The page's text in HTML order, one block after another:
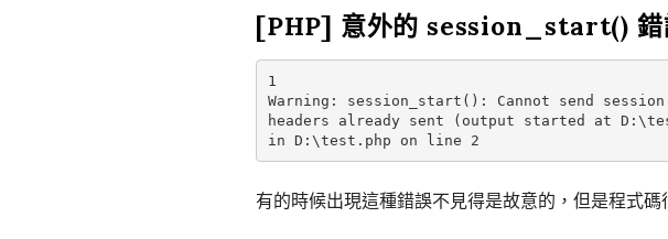
[PHP] 意外的 session_start() 錯
1
Warning: session_start(): Cannot send
headers already sent (output started at
有的時候出現這種錯誤不見得是故意的，但是程式